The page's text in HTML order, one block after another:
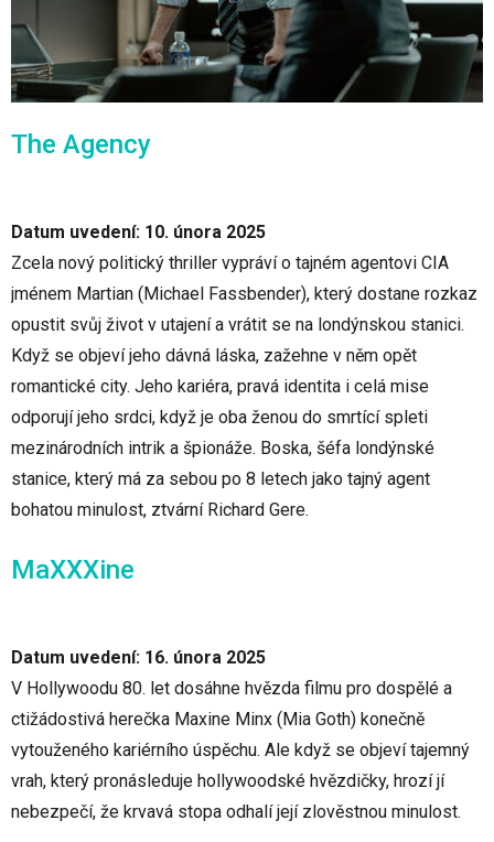
The Agency
Datum uvedení: 10. února 2025
Zcela nový politický thriller vypráví o tajném agentovi CIA
jménem Martian (Michael Fassbender), který dostane rozkaz
opustit svůj život v utajení a vrátit se na londýnskou stanici.
Když se objeví jeho dávná láska, zažehne v něm opět
romantické city. Jeho kariéra, pravá identita i celá mise
odporují jeho srdci, když je oba ženou do smrtící spleti
mezinárodních intrik a špionáže. Boska, šéfa londýnské
stanice, který má za sebou po 8 letech jako tajný agent
bohatou minulost, ztvární Richard Gere.
MaXXXine
Datum uvedení: 16. února 2025
V Hollywoodu 80. let dosáhne hvězda filmu pro dospělé a
ctižádostivá herečka Maxine Minx (Mia Goth) konečně
vytouženého kariérního úspěchu. Ale když se objeví tajemný
vrah, který pronásleduje hollywoodské hvězdičky, hrozí jí
nebezpečí, že krvavá stopa odhalí její zlověstnou minulost.